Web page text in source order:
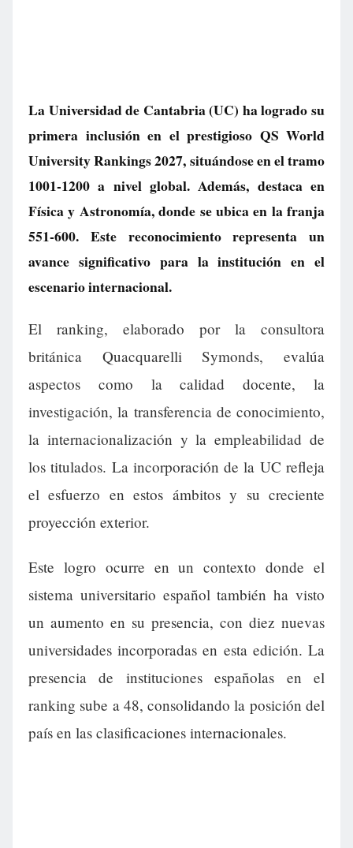
La Universidad de Cantabria (UC) ha logrado su
primera inclusión en el prestigioso QS World
University Rankings 2027, situándose en el tramo
1001-1200 a nivel global. Además, destaca en
Física y Astronomía, donde se ubica en la franja
551-600. Este reconocimiento representa un
avance significativo para la institución en el
escenario internacional.
El ranking, elaborado por la consultora
británica Quacquarelli Symonds, evalúa
aspectos como la calidad docente, la
investigación, la transferencia de conocimiento,
la internacionalización y la empleabilidad de
los titulados. La incorporación de la UC refleja
el esfuerzo en estos ámbitos y su creciente
proyección exterior.
Este logro ocurre en un contexto donde el
sistema universitario español también ha visto
un aumento en su presencia, con diez nuevas
universidades incorporadas en esta edición. La
presencia de instituciones españolas en el
ranking sube a 48, consolidando la posición del
país en las clasificaciones internacionales.